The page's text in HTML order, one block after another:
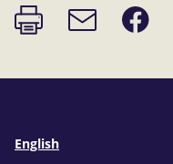
Imprimir
página
Enlace
de en
English